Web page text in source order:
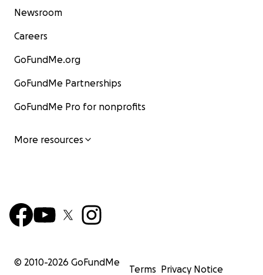
Newsroom
Careers
GoFundMe.org
GoFundMe Partnerships
GoFundMe Pro for nonprofits
More resources
© 2010-2026 GoFundMe
Terms Privacy Notice